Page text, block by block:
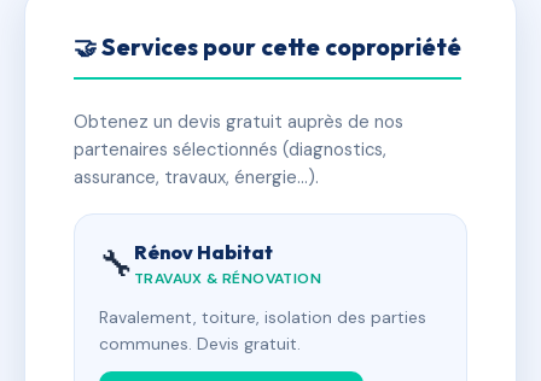
🤝 Services pour cette copropriété
Obtenez un devis gratuit auprès de nos
partenaires sélectionnés (diagnostics,
assurance, travaux, énergie…).
🔧 Rénov Habitat
TRAVAUX & RÉNOVATION
Ravalement, toiture, isolation des parties
communes. Devis gratuit.